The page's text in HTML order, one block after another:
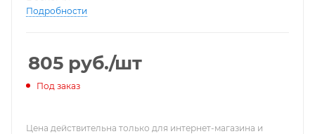
Подробности
805 руб./шт
Под заказ
Цена действительна только для интернет-магазина и